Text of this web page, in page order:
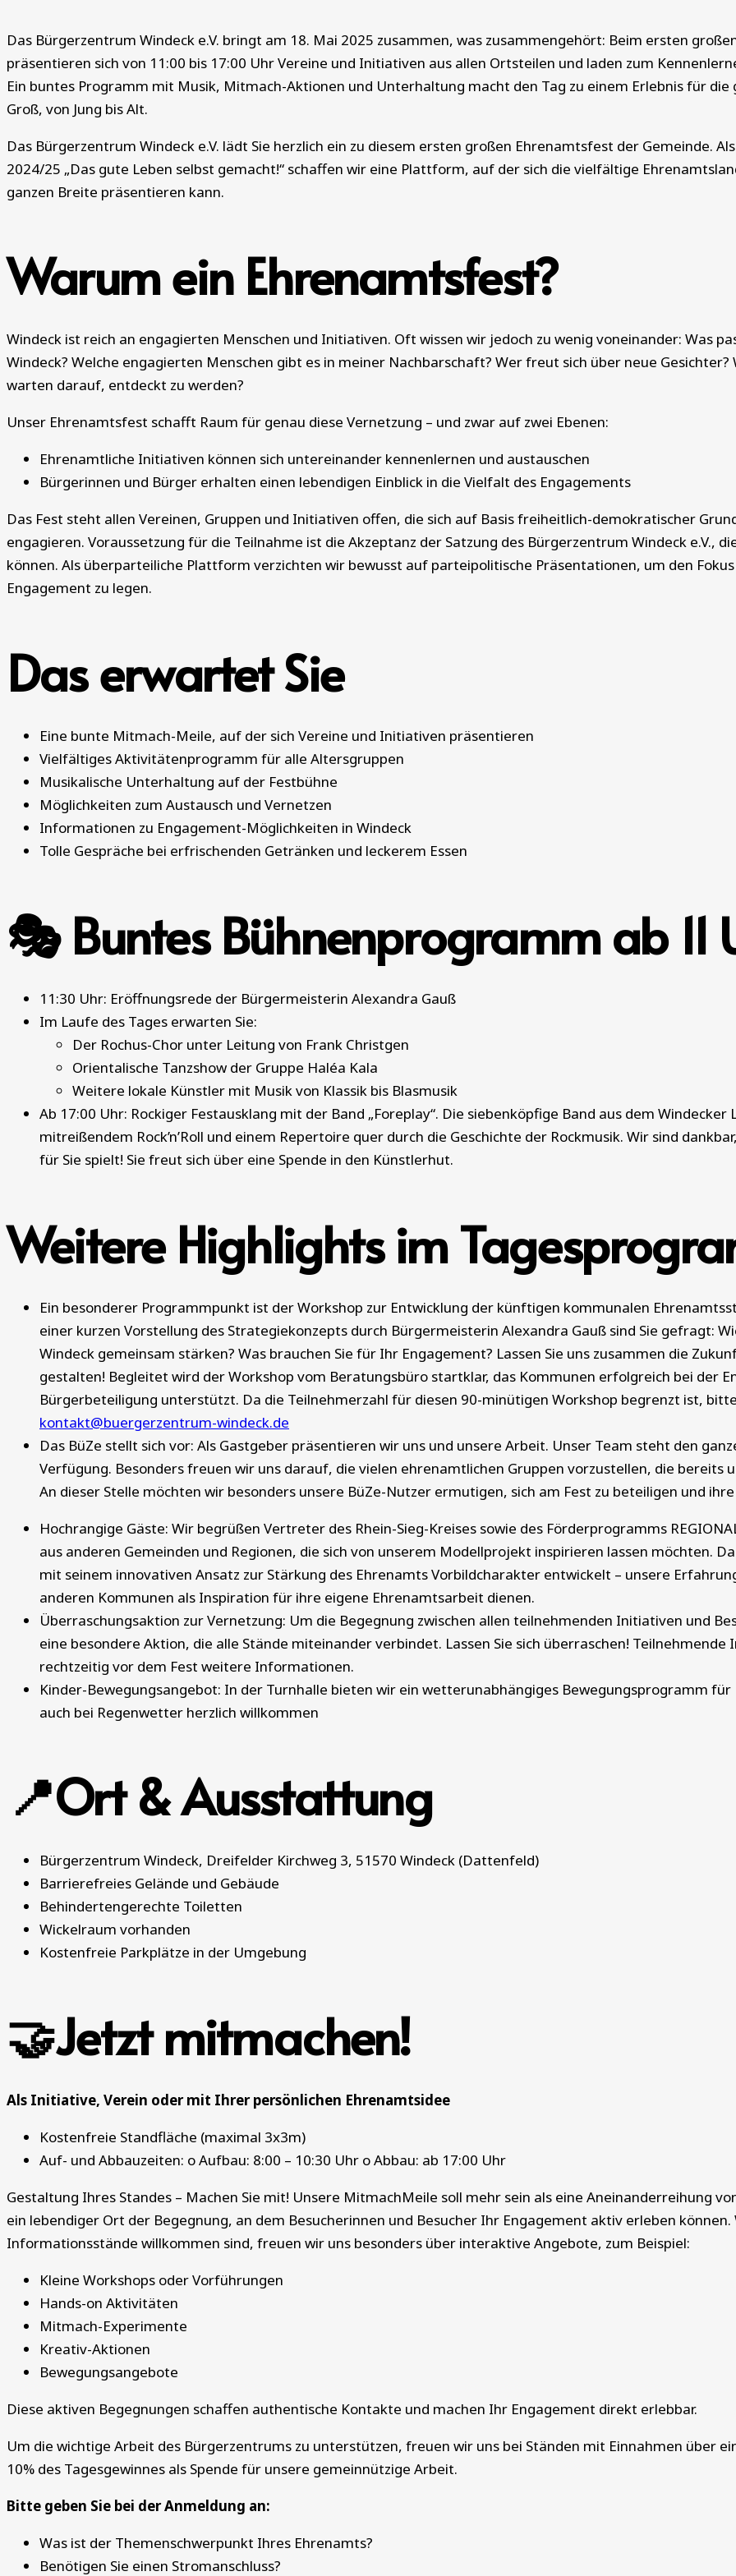
Das Bürgerzentrum Windeck e.V. bringt am 18. Mai 2025 zusammen, was zusammengehört: Beim ersten
präsentieren sich von 11:00 bis 17:00 Uhr Vereine und Initiativen aus allen Ortsteilen und laden zum
Ein buntes Programm mit Musik, Mitmach-Aktionen und Unterhaltung macht den Tag zu einem Erlebnis für die
Groß, von Jung bis Alt.
Das Bürgerzentrum Windeck e.V. lädt Sie herzlich ein zu diesem ersten großen Ehrenamtsfest der Gemeinde.
2024/25 „Das gute Leben selbst gemacht!“ schaffen wir eine Plattform, auf der sich die vielfältige
ganzen Breite präsentieren kann.
Warum ein Ehrenamtsfest?
Windeck ist reich an engagierten Menschen und Initiativen. Oft wissen wir jedoch zu wenig voneinander: Was
Windeck? Welche engagierten Menschen gibt es in meiner Nachbarschaft? Wer freut sich über neue
warten darauf, entdeckt zu werden?
Unser Ehrenamtsfest schafft Raum für genau diese Vernetzung – und zwar auf zwei Ebenen:
Ehrenamtliche Initiativen können sich untereinander kennenlernen und austauschen
Bürgerinnen und Bürger erhalten einen lebendigen Einblick in die Vielfalt des Engagements
Das Fest steht allen Vereinen, Gruppen und Initiativen offen, die sich auf Basis freiheitlich-demokratischer
engagieren. Voraussetzung für die Teilnahme ist die Akzeptanz der Satzung des Bürgerzentrum Windeck e.V.,
können. Als überparteiliche Plattform verzichten wir bewusst auf parteipolitische Präsentationen, um den
Engagement zu legen.
Das erwartet Sie
Eine bunte Mitmach-Meile, auf der sich Vereine und Initiativen präsentieren
Vielfältiges Aktivitätenprogramm für alle Altersgruppen
Musikalische Unterhaltung auf der Festbühne
Möglichkeiten zum Austausch und Vernetzen
Informationen zu Engagement-Möglichkeiten in Windeck
Tolle Gespräche bei erfrischenden Getränken und leckerem Essen
🎭 Buntes Bühnenprogramm ab 11
11:30 Uhr: Eröffnungsrede der Bürgermeisterin Alexandra Gauß
Im Laufe des Tages erwarten Sie:
Der Rochus-Chor unter Leitung von Frank Christgen
Orientalische Tanzshow der Gruppe Haléa Kala
Weitere lokale Künstler mit Musik von Klassik bis Blasmusik
Ab 17:00 Uhr: Rockiger Festausklang mit der Band „Foreplay“. Die siebenköpfige Band aus dem
mitreißendem Rock’n’Roll und einem Repertoire quer durch die Geschichte der Rockmusik. Wir sind
für Sie spielt! Sie freut sich über eine Spende in den Künstlerhut.
Weitere Highlights im
Ein besonderer Programmpunkt ist der Workshop zur Entwicklung der künftigen kommunalen
einer kurzen Vorstellung des Strategiekonzepts durch Bürgermeisterin Alexandra Gauß sind Sie gefragt:
Windeck gemeinsam stärken? Was brauchen Sie für Ihr Engagement? Lassen Sie uns zusammen die
gestalten! Begleitet wird der Workshop vom Beratungsbüro startklar, das Kommunen erfolgreich bei der
Bürgerbeteiligung unterstützt. Da die Teilnehmerzahl für diesen 90-minütigen Workshop begrenzt ist,
kontakt@buergerzentrum-windeck.de
Das BüZe stellt sich vor: Als Gastgeber präsentieren wir uns und unsere Arbeit. Unser Team steht den
Verfügung. Besonders freuen wir uns darauf, die vielen ehrenamtlichen Gruppen vorzustellen, die bereits
An dieser Stelle möchten wir besonders unsere BüZe-Nutzer ermutigen, sich am Fest zu beteiligen und
Hochrangige Gäste: Wir begrüßen Vertreter des Rhein-Sieg-Kreises sowie des Förderprogramms
aus anderen Gemeinden und Regionen, die sich von unserem Modellprojekt inspirieren lassen möchten.
mit seinem innovativen Ansatz zur Stärkung des Ehrenamts Vorbildcharakter entwickelt – unsere
anderen Kommunen als Inspiration für ihre eigene Ehrenamtsarbeit dienen.
Überraschungsaktion zur Vernetzung: Um die Begegnung zwischen allen teilnehmenden Initiativen und
eine besondere Aktion, die alle Stände miteinander verbindet. Lassen Sie sich überraschen!
rechtzeitig vor dem Fest weitere Informationen.
Kinder-Bewegungsangebot: In der Turnhalle bieten wir ein wetterunabhängiges Bewegungsprogramm für
auch bei Regenwetter herzlich willkommen
📍Ort & Ausstattung
Bürgerzentrum Windeck, Dreifelder Kirchweg 3, 51570 Windeck (Dattenfeld)
Barrierefreies Gelände und Gebäude
Behindertengerechte Toiletten
Wickelraum vorhanden
Kostenfreie Parkplätze in der Umgebung
🤝Jetzt mitmachen!
Als Initiative, Verein oder mit Ihrer persönlichen Ehrenamtsidee
Kostenfreie Standfläche (maximal 3x3m)
Auf- und Abbauzeiten: o Aufbau: 8:00 – 10:30 Uhr o Abbau: ab 17:00 Uhr
Gestaltung Ihres Standes – Machen Sie mit! Unsere MitmachMeile soll mehr sein als eine Aneinanderreihung
ein lebendiger Ort der Begegnung, an dem Besucherinnen und Besucher Ihr Engagement aktiv erleben
Informationsstände willkommen sind, freuen wir uns besonders über interaktive Angebote, zum Beispiel:
Kleine Workshops oder Vorführungen
Hands-on Aktivitäten
Mitmach-Experimente
Kreativ-Aktionen
Bewegungsangebote
Diese aktiven Begegnungen schaffen authentische Kontakte und machen Ihr Engagement direkt erlebbar.
Um die wichtige Arbeit des Bürgerzentrums zu unterstützen, freuen wir uns bei Ständen mit Einnahmen über
10% des Tagesgewinnes als Spende für unsere gemeinnützige Arbeit.
Bitte geben Sie bei der Anmeldung an:
Was ist der Themenschwerpunkt Ihres Ehrenamts?
Benötigen Sie einen Stromanschluss?